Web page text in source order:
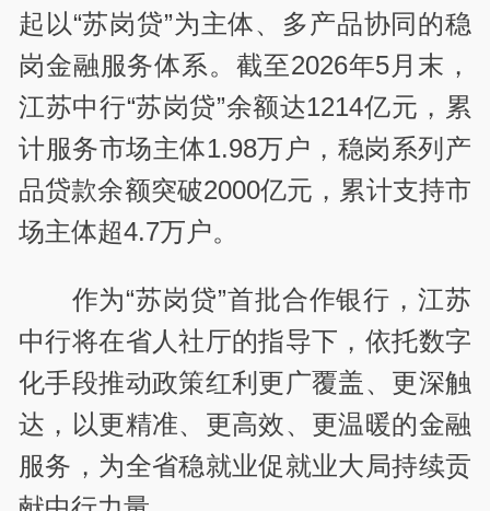
起以“苏岗贷”为主体、多产品协同的稳
岗金融服务体系。截至2026年5月末，
江苏中行“苏岗贷”余额达1214亿元，累
计服务市场主体1.98万户，稳岗系列产
品贷款余额突破2000亿元，累计支持市
场主体超4.7万户。
作为“苏岗贷”首批合作银行，江苏
中行将在省人社厅的指导下，依托数字
化手段推动政策红利更广覆盖、更深触
达，以更精准、更高效、更温暖的金融
服务，为全省稳就业促就业大局持续贡